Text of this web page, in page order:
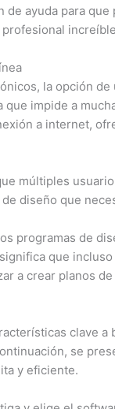
de ayuda para
profesional
la opción
impide a
a internet,
múltiples
diseño que
programas de
que
a crear planos
clave a
se
y eficiente.